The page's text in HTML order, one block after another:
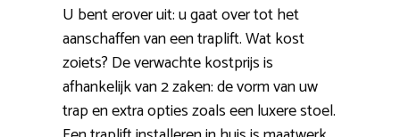
U bent erover uit: u gaat over tot het
aanschaffen van een traplift. Wat kost
zoiets? De verwachte kostprijs is
afhankelijk van 2 zaken: de vorm van uw
trap en extra opties zoals een luxere stoel.